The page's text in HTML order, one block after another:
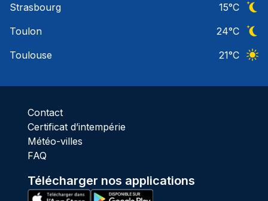
Strasbourg
15°C
Toulon
24°C
Toulouse
21°C
Contact
Certificat d’intempérie
Météo-villes
FAQ
Télécharger nos applications